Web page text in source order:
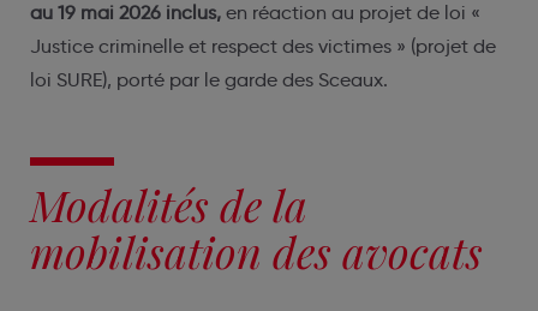
au 19 mai 2026 inclus, en réaction au projet de loi «
Justice criminelle et respect des victimes » (projet de
loi SURE), porté par le garde des Sceaux.
Modalités de la
mobilisation des avocats